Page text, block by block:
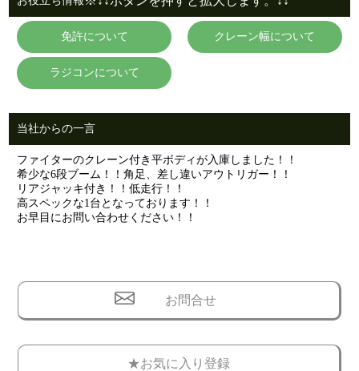
免許について クレーン幅について
ラジコンについて
当社からの一言
ファイターのクレーン付き平ボディが入庫しました！！
希少な6段ブーム！！角足、差し違いアウトリガー！！
リアジャッキ付き！！低走行！！
高スペックな1台となっております！！
お早目にお問い合わせください！！
お問合せ
★お気に入り登録